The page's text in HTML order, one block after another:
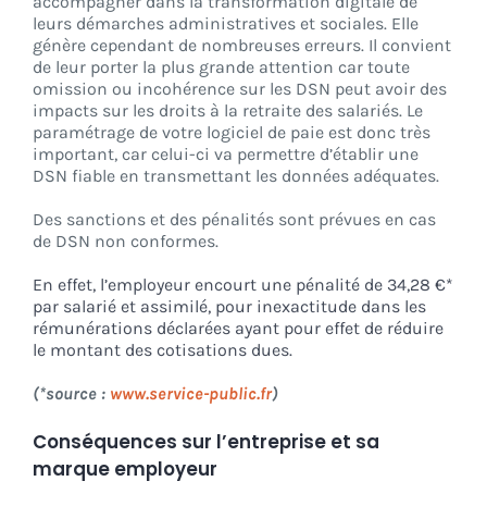
leurs démarches administratives et sociales. Elle
génère cependant de nombreuses erreurs. Il convient
de leur porter la plus grande attention car toute
omission ou incohérence sur les DSN peut avoir des
impacts sur les droits à la retraite des salariés. Le
paramétrage de votre logiciel de paie est donc très
important, car celui-ci va permettre d’établir une
DSN fiable en transmettant les données adéquates.
Des sanctions et des pénalités sont prévues en cas
de DSN non conformes.
En effet, l’employeur encourt une pénalité de 34,28 €*
par salarié et assimilé, pour inexactitude dans les
rémunérations déclarées ayant pour effet de réduire
le montant des cotisations dues.
(*source : www.service-public.fr)
Conséquences sur l’entreprise et sa
marque employeur